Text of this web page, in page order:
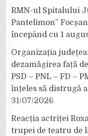
RMN-ul Spitalului
Pantelimon”
începând cu 1
Organizația
dezamăgirea față
PSD – PNL – FD –
înțeles să distrugă
31/07/2026
Reacția actriței
trupei de teatru de